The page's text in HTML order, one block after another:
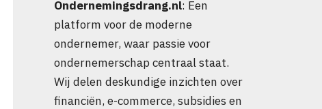
Ondernemingsdrang.nl: Een
platform voor de moderne
ondernemer, waar passie voor
ondernemerschap centraal staat.
Wij delen deskundige inzichten over
financiën, e-commerce, subsidies en